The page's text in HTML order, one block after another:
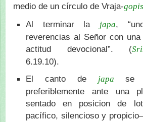
medio de un círculo de Vraja-gopis
Al terminar la japa,
reverencias al Señor con
actitud devocional”. (
6.19.10).
El canto de
japa se
preferiblemente ante una
sentado en posicion de
pacífico, silencioso y